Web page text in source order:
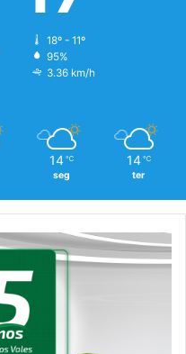
18º - 11º
95%
3.36 km/h
14 ℃
seg
14 ℃
ter